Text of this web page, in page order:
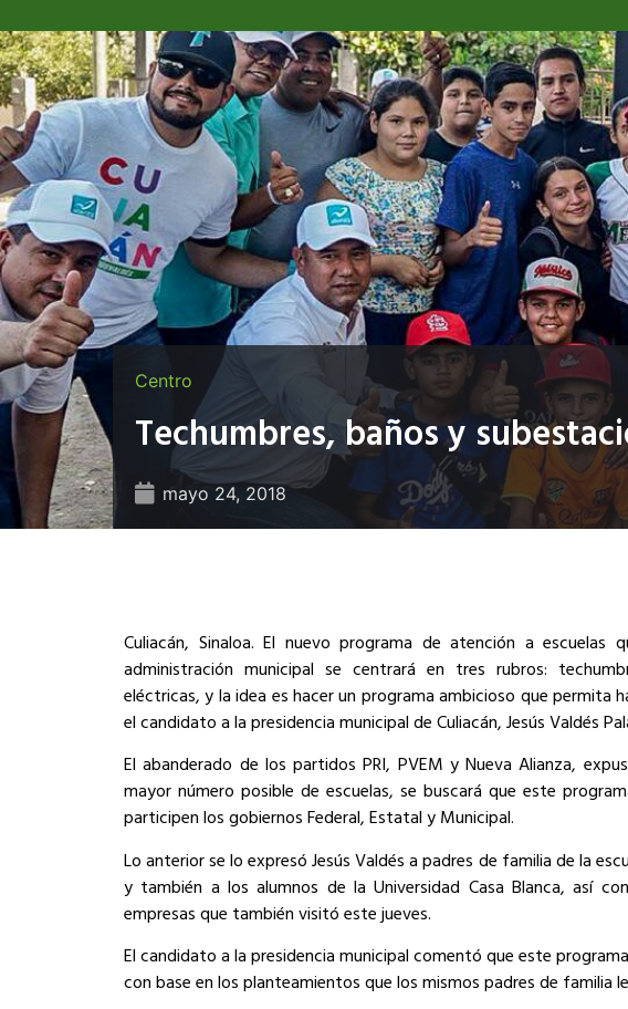
Centro
Techumbres, baños y
mayo 24, 2018
Culiacán, Sinaloa. El nuevo programa de atención a escuelas
administración municipal se centrará en tres rubros:
eléctricas, y la idea es hacer un programa ambicioso que permita
el candidato a la presidencia municipal de Culiacán, Jesús Valdés
El abanderado de los partidos PRI, PVEM y Nueva Alianza,
mayor número posible de escuelas, se buscará que este
participen los gobiernos Federal, Estatal y Municipal.
Lo anterior se lo expresó Jesús Valdés a padres de familia de la
y también a los alumnos de la Universidad Casa Blanca, así
empresas que también visitó este jueves.
El candidato a la presidencia municipal comentó que este
con base en los planteamientos que los mismos padres de familia